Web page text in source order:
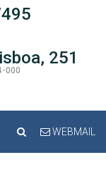
251
000
WEBMAIL